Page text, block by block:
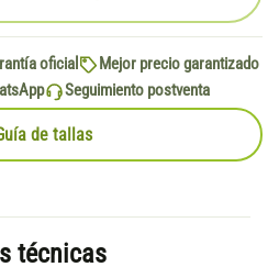
oficial
Mejor precio garantizado
Seguimiento postventa
de tallas
técnicas